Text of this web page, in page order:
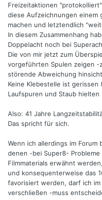
Freizeitaktionen
diese Aufzeichnungen einem
machen und letztendlich
In diesem Zusammenhang
Doppelacht noch bei
Die von mir jetzt zum
vorgeführten Spulen zeigen -
störende Abweichung
Keine Klebestelle ist gerissen
Laufspuren und Staub hielten
Also: 41 Jahre
Das spricht für sich.
Wenn ich allerdings im
denen -bei Super8-
Filmmaterials erwähnt
und konsequenterweise das
favorisiert werden, darf ich
verschließen -muss